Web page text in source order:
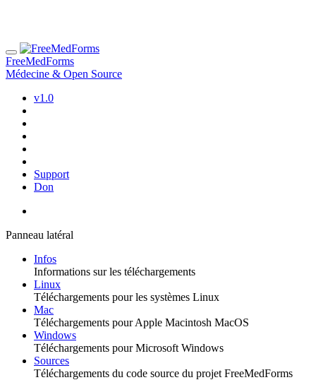
FreeMedForms
Médecine & Open Source
v1.0
Support
Don
Panneau latéral
Infos
Informations sur les téléchargements
Linux
Téléchargements pour les systèmes Linux
Mac
Téléchargements pour Apple Macintosh MacOS
Windows
Téléchargements pour Microsoft Windows
Sources
Téléchargements du code source du projet FreeMedForms